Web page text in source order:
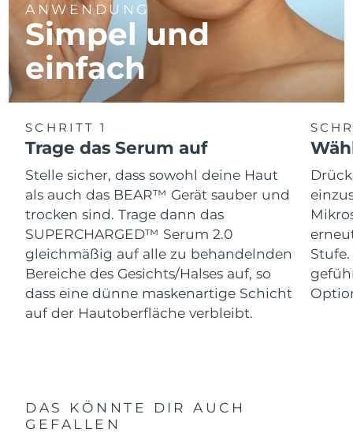
ANWENDUNG
Simpel und
einfach
SCHRITT 1
Trage das Serum auf
Stelle sicher, dass sowohl deine Haut
als auch das BEAR™ Gerät sauber und
trocken sind. Trage dann das
SUPERCHARGED™ Serum 2.0
gleichmäßig auf alle zu behandelnden
Bereiche des Gesichts/Halses auf, so
dass eine dünne maskenartige Schicht
auf der Hautoberfläche verbleibt.
DAS KÖNNTE DIR AUCH
GEFALLEN